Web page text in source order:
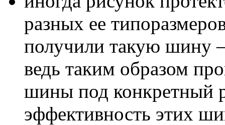
разных ее
получили такую шину
ведь таким образом
шины под конкретный
эффективность этих